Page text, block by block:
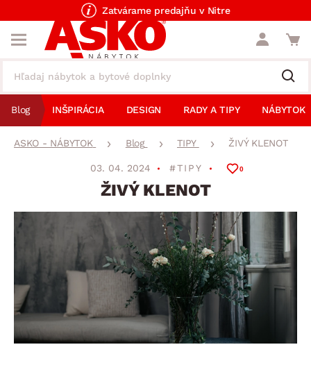
Zatvárame predajňu v Nitre
Blog INŠPIRÁCIA DESIGN RADY A TIPY NÁBYTOK
ASKO - NÁBYTOK Blog TIPY ŽIVÝ KLENOT
03. 04. 2024 #TIPY 0
ŽIVÝ KLENOT